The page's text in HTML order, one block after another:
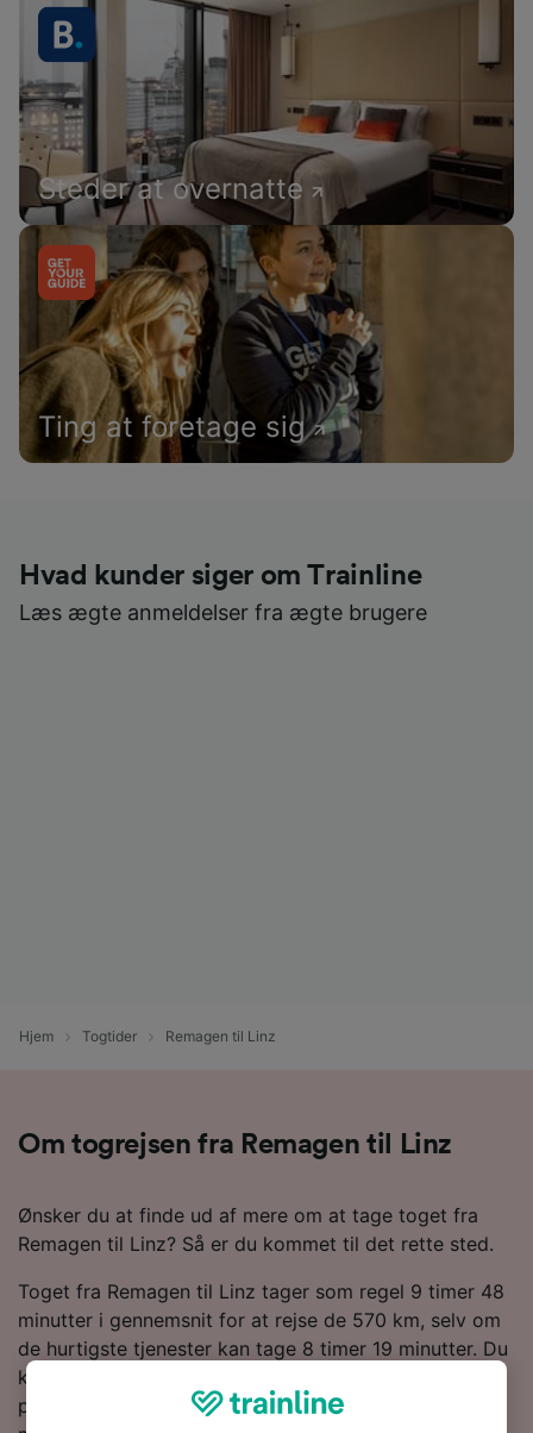
Steder at overnatte
Ting at foretage sig
Hvad kunder siger om Trainline
Læs ægte anmeldelser fra ægte brugere
Hjem Togtider Remagen til Linz
Om togrejsen fra Remagen til Linz
Ønsker du at finde ud af mere om at tage toget fra
Remagen til Linz? Så er du kommet til det rette sted.
Toget fra Remagen til Linz tager som regel 9 timer 48
minutter i gennemsnit for at rejse de 570 km, selv om
de hurtigste tjenester kan tage 8 timer 19 minutter. Du
kan forvente at finde 41 tog om dagen på denne
populære rute. Da der ikke findes direkte tjenester